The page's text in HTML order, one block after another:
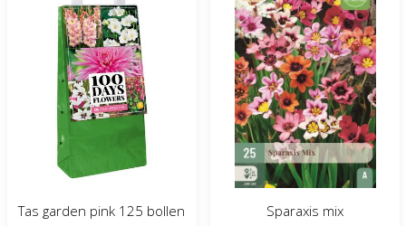
Tas garden pink 125 bollen Sparaxis mix